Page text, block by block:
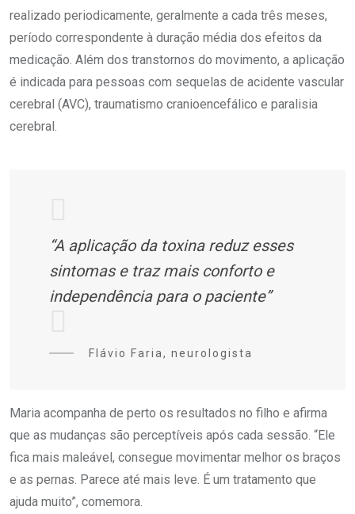
realizado periodicamente, geralmente a cada três meses,
período correspondente à duração média dos efeitos da
medicação. Além dos transtornos do movimento, a aplicação
é indicada para pessoas com sequelas de acidente vascular
cerebral (AVC), traumatismo cranioencefálico e paralisia
cerebral.
“A aplicação da toxina reduz esses
sintomas e traz mais conforto e
independência para o paciente”
Flávio Faria, neurologista
Maria acompanha de perto os resultados no filho e afirma
que as mudanças são perceptíveis após cada sessão. “Ele
fica mais maleável, consegue movimentar melhor os braços
e as pernas. Parece até mais leve. É um tratamento que
ajuda muito”, comemora.